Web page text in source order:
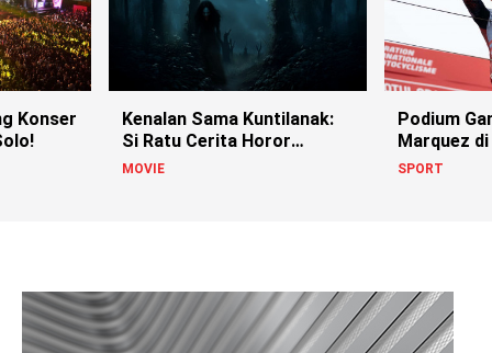
Konser
Kenalan Sama Kuntilanak:
Si Ratu Cerita Horor
Indonesia!
MOVIE
Podium
Marquez
SPORT